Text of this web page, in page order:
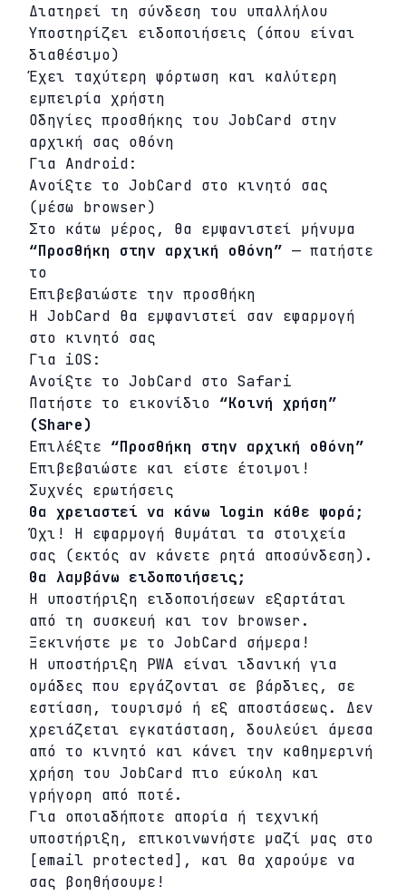
Διατηρεί τη σύνδεση του υπαλλήλου
Υποστηρίζει ειδοποιήσεις (όπου είναι
διαθέσιμο)
Έχει ταχύτερη φόρτωση και καλύτερη
εμπειρία χρήστη
Οδηγίες προσθήκης του JobCard στην
αρχική σας οθόνη
Για Android:
Ανοίξτε το JobCard στο κινητό σας
(μέσω browser)
Στο κάτω μέρος, θα εμφανιστεί μήνυμα
“Προσθήκη στην αρχική οθόνη” — πατήστε
το
Επιβεβαιώστε την προσθήκη
Η JobCard θα εμφανιστεί σαν εφαρμογή
στο κινητό σας
Για iOS:
Ανοίξτε το JobCard στο Safari
Πατήστε το εικονίδιο “Κοινή χρήση”
(Share)
Επιλέξτε “Προσθήκη στην αρχική οθόνη”
Επιβεβαιώστε και είστε έτοιμοι!
Συχνές ερωτήσεις
Θα χρειαστεί να κάνω login κάθε φορά;
Όχι! Η εφαρμογή θυμάται τα στοιχεία
σας (εκτός αν κάνετε ρητά αποσύνδεση).
Θα λαμβάνω ειδοποιήσεις;
Η υποστήριξη ειδοποιήσεων εξαρτάται
από τη συσκευή και τον browser.
Ξεκινήστε με το JobCard σήμερα!
Η υποστήριξη PWA είναι ιδανική για
ομάδες που εργάζονται σε βάρδιες, σε
εστίαση, τουρισμό ή εξ αποστάσεως. Δεν
χρειάζεται εγκατάσταση, δουλεύει άμεσα
από το κινητό και κάνει την καθημερινή
χρήση του JobCard πιο εύκολη και
γρήγορη από ποτέ.
Για οποιαδήποτε απορία ή τεχνική
υποστήριξη, επικοινωνήστε μαζί μας στο
[email protected] , και θα χαρούμε να
σας βοηθήσουμε!